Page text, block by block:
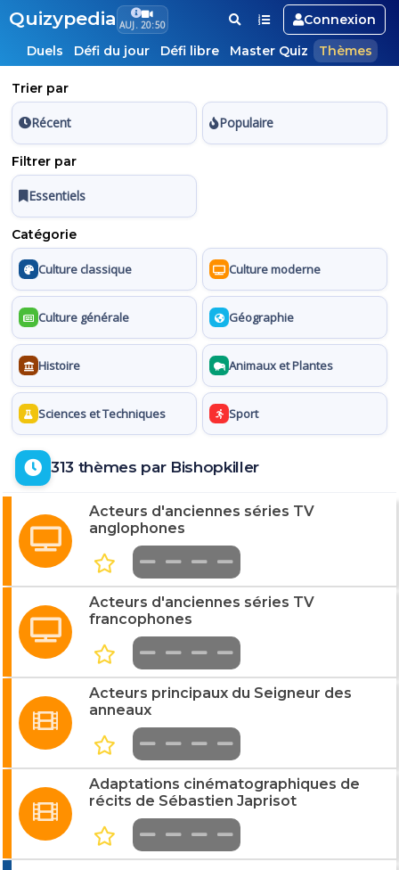
Quizypedia AUJ. 20:50
Connexion
Duels
Défi du jour Défi libre Master Quiz Thèmes
Trier par
Récent Populaire
Filtrer par
Essentiels
Catégorie
Culture classique Culture moderne
Culture générale Géographie
Histoire Animaux et Plantes
Sciences et Techniques Sport
313 thèmes par Bishopkiller
Acteurs d'anciennes séries TV
anglophones
Acteurs d'anciennes séries TV
francophones
Acteurs principaux du Seigneur des
anneaux
Adaptations cinématographiques de
récits de Sébastien Japrisot